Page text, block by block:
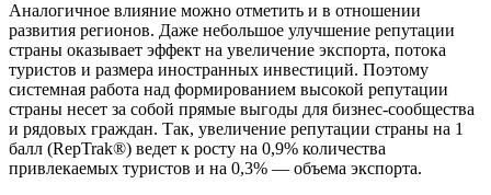
Аналогичное влияние можно отметить и в отношении
развития регионов. Даже небольшое улучшение репутации
страны оказывает эффект на увеличение экспорта, потока
туристов и размера иностранных инвестиций. Поэтому
системная работа над формированием высокой репутации
страны несет за собой прямые выгоды для бизнес-сообщества
и рядовых граждан. Так, увеличение репутации страны на 1
балл (RepTrak®) ведет к росту на 0,9% количества
привлекаемых туристов и на 0,3% — объема экспорта.